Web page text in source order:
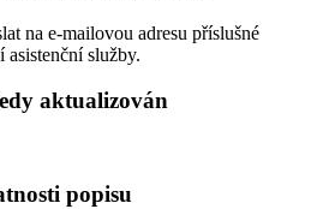
na e-mailovou adresu příslušné
služby.
aktualizován
popisu